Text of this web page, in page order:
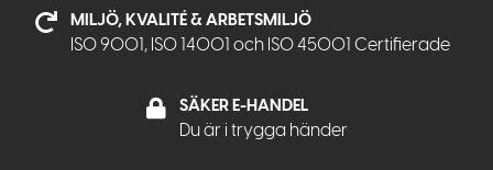
MILJÖ, KVALITÉ & ARBETSMILJÖ
ISO 9001, ISO 14001 och ISO 45001 Certifierade
SÄKER E-HANDEL
Du är i trygga händer